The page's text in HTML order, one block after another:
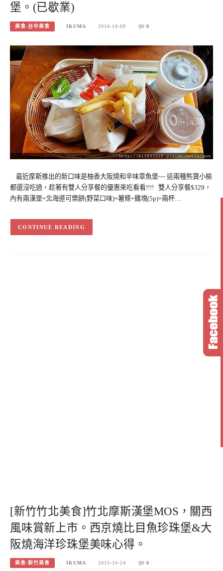
堡。(已歇業)
美食-台中美食 IKUMA 2016-10-09 0
最近摩斯推出的新口味是柚香大阪燒和辛味章魚堡~~ 這兩種熊寶小榆
都還沒吃過，趁著有雙人分享餐的優惠來吃看看!!!! 雙人分享餐$329，
內有兩漢堡+北海道可樂餅(野菜口味)+薯條+雞塊(5p)+兩杯…
CONTINUE READING
[新竹竹北美食]竹北摩斯漢堡MOS，關西
風味賞新上市。西京燒比目魚珍珠堡&大
阪燒海洋珍珠堡美味心得。
美食-新竹美食 IKUMA 2015-10-24 0